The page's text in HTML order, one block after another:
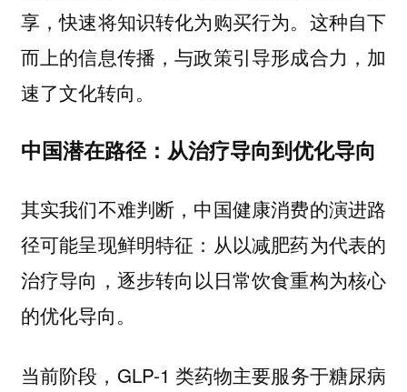
享，快速将知识转化为购买行为。这种自下
而上的信息传播，与政策引导形成合力，加
速了文化转向。
中国潜在路径：从治疗导向到优化导向
其实我们不难判断，中国健康消费的演进路
径可能呈现鲜明特征：从以减肥药为代表的
治疗导向 ，逐步转向 以日常饮食重构为核心
的优化导向。
当前阶段，GLP-1 类药物主要服务于糖尿病